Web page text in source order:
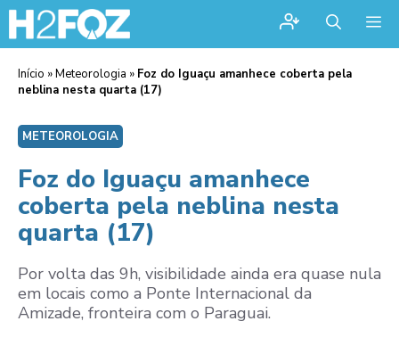
Início »Meteorologia » Foz do Iguaçu amanhece coberta pela
neblina nesta quarta (17)
METEOROLOGIA
Foz do Iguaçu amanhece
coberta pela neblina nesta
quarta (17)
Por volta das 9h, visibilidade ainda era quase nula
em locais como a Ponte Internacional da
Amizade, fronteira com o Paraguai.